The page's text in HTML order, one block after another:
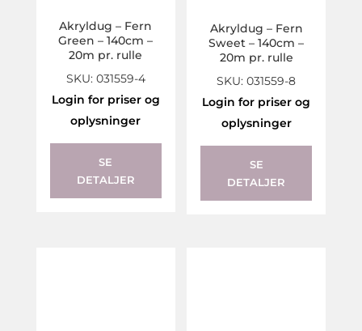
Akryldug – Fern
Green – 140cm –
20m pr. rulle
SKU: 031559-4
Login for priser og
oplysninger
SE
DETALJER
Akryldug – Fern
Sweet – 140cm –
20m pr. rulle
SKU: 031559-8
Login for priser og
oplysninger
SE
DETALJER